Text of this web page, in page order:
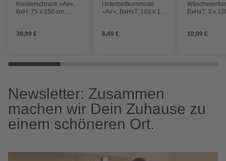
Kleiderschrank »Air«,
BxH: 75 x 150 cm,
39,99 €
Unterbettkommode
»Air«, BxHxT: 103 x 16
6,49 €
BxHxT: 3 x
10,99 €
Newsletter: Zusammen
machen wir Dein Zuhause zu
einem schöneren Ort.